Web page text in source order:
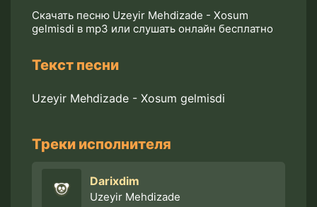
Скачать песню Uzeyir Mehdizade - Xosum
gelmisdi в mp3 или слушать онлайн бесплатно
Текст песни
Uzeyir Mehdizade - Xosum gelmisdi
Треки исполнителя
Darixdim
Uzeyir Mehdizade